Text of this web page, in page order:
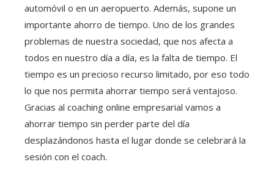
automóvil o en un aeropuerto. Además, supone un
importante ahorro de tiempo. Uno de los grandes
problemas de nuestra sociedad, que nos afecta a
todos en nuestro día a día, es la falta de tiempo. El
tiempo es un precioso recurso limitado, por eso todo
lo que nos permita ahorrar tiempo será ventajoso.
Gracias al coaching online empresarial vamos a
ahorrar tiempo sin perder parte del día
desplazándonos hasta el lugar donde se celebrará la
sesión con el coach.